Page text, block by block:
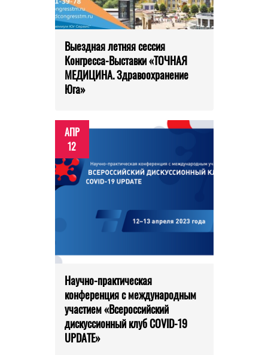
Выездная летняя сессия
Конгресса-Выставки «ТОЧНАЯ
МЕДИЦИНА. Здравоохранение
Юга»
АПР
12
Научно-практическая
конференция с международным
участием «Всероссийский
дискуссионный клуб COVID-19
UPDATE»